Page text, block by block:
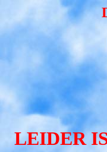
LEIDER